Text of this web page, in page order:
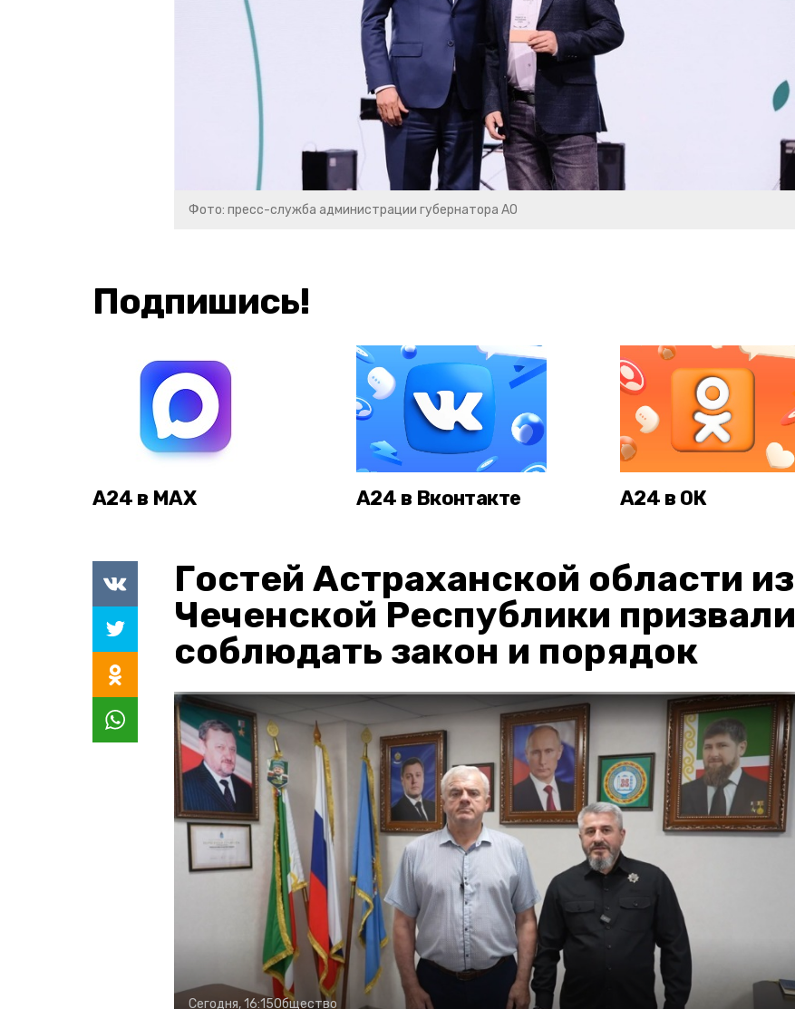
Фото: пресс-служба администрации губернатора АО
Подпишись!
А24 в MAX А24 в Вконтакте А24 в ОК
Гостей Астраханской области из
Чеченской Республики призвали
соблюдать закон и порядок
Сегодня, 16:15Общество